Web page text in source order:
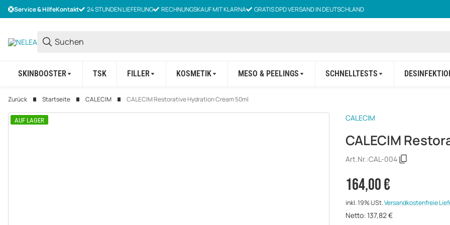
Service & HilfeKontakt 24 STUNDEN LIEFERUNG RECHNUNGSKAUF MIT KLARNA GRATIS DPD VERSAND IN DEUTSCHLAND
SKINBOOSTER TSK FILLER KOSMETIK MESO & PEELINGS SCHNELLTESTS
Zurück Startseite CALECIM CALECIM Restorative Hydration Cream 50ml
AUF LAGER CALECIM
CALECIM
Art.Nr.:CAL-004
164,00 €
inkl. 19% USt.Versandkostenfreie
Netto: 137,82€